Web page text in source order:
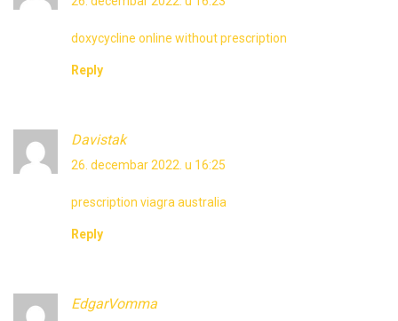
doxycycline online without prescription
Reply
Davistak
26. decembar 2022. u 16:25
prescription viagra australia
Reply
EdgarVomma